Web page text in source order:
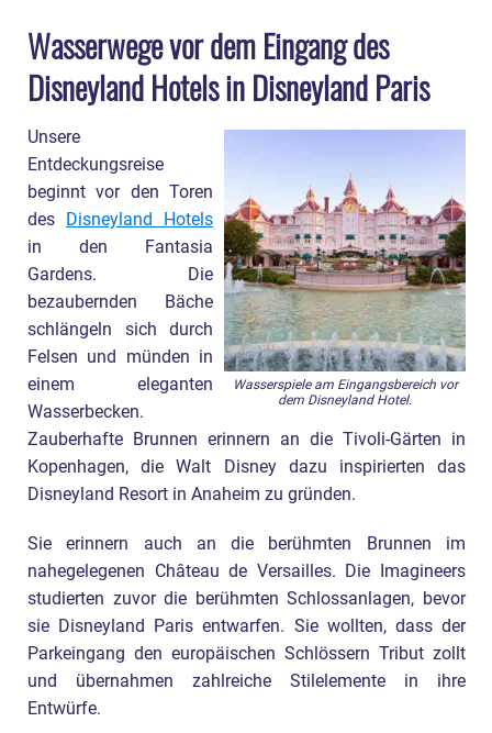
Wasserwege vor dem Eingang des
Disneyland Hotels in Disneyland Paris
Wasserspiele am Eingangsbereich vor
dem Disneyland Hotel.
Unsere
Entdeckungsreise
beginnt vor den Toren
des
Disneyland Hotels
in den Fantasia
Gardens. Die
bezaubernden Bäche
schlängeln sich durch
Felsen und münden in
einem eleganten
Wasserbecken.
Zauberhafte Brunnen erinnern an die Tivoli-Gärten in
Kopenhagen, die Walt Disney dazu inspirierten das
Disneyland Resort in Anaheim zu gründen.
Sie erinnern auch an die berühmten Brunnen im
nahegelegenen Château de Versailles. Die Imagineers
studierten zuvor die berühmten Schlossanlagen, bevor
sie Disneyland Paris entwarfen. Sie wollten, dass der
Parkeingang den europäischen Schlössern Tribut zollt
und übernahmen zahlreiche Stilelemente in ihre
Entwürfe.